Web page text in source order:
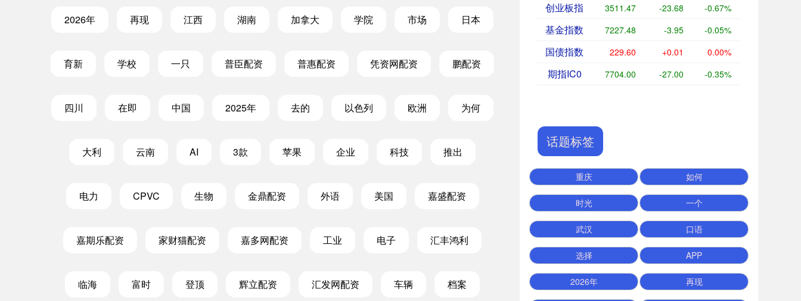
2026年 再现 江西 湖南 加拿大 学院 市场 日本
育新 学校 一只 普臣配资 普惠配资 凭资网配资 鹏配资
四川 在即 中国 2025年 去的 以色列 欧洲 为何
大利 云南 AI 3款 苹果 企业 科技 推出
电力 CPVC 生物 金鼎配资 外语 美国 嘉盛配资
嘉期乐配资 家财猫配资 嘉多网配资 工业 电子 汇丰鸿利
临海 富时 登顶 辉立配资 汇发网配资 车辆 档案
创业板指 3511.47 -23.68 -0.67%
基金指数 7227.48 -3.95 -0.05%
国债指数 229.60 +0.01 0.00%
期指IC0 7704.00 -27.00 -0.35%
话题标签
重庆 如何
时光 一个
武汉 口语
选择 APP
2026年 再现